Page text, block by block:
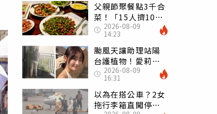
父親節聚餐點3千合
菜！「15人擠10人
桌」她餓到崩潰
網傻眼：讓店家看
笑話
2026-08-09
14:23
颱風天讓助理站陽
台護植物！愛莉莎
莎挨轟 笑回：他
不會被吹出去
2026-08-09
16:31
以為在搭公車？2女
拖行李箱直闖停機